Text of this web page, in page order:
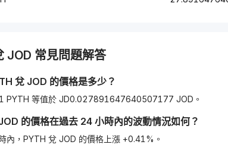
JOD 常見問題解答
兌 JOD 的價格是多少？
PYTH 等值於 JD0.027891647640507177 JOD。
的價格在過去 24 小時內的波動情況如何？
內，PYTH 兌 JOD 的價格上漲 +0.41%。